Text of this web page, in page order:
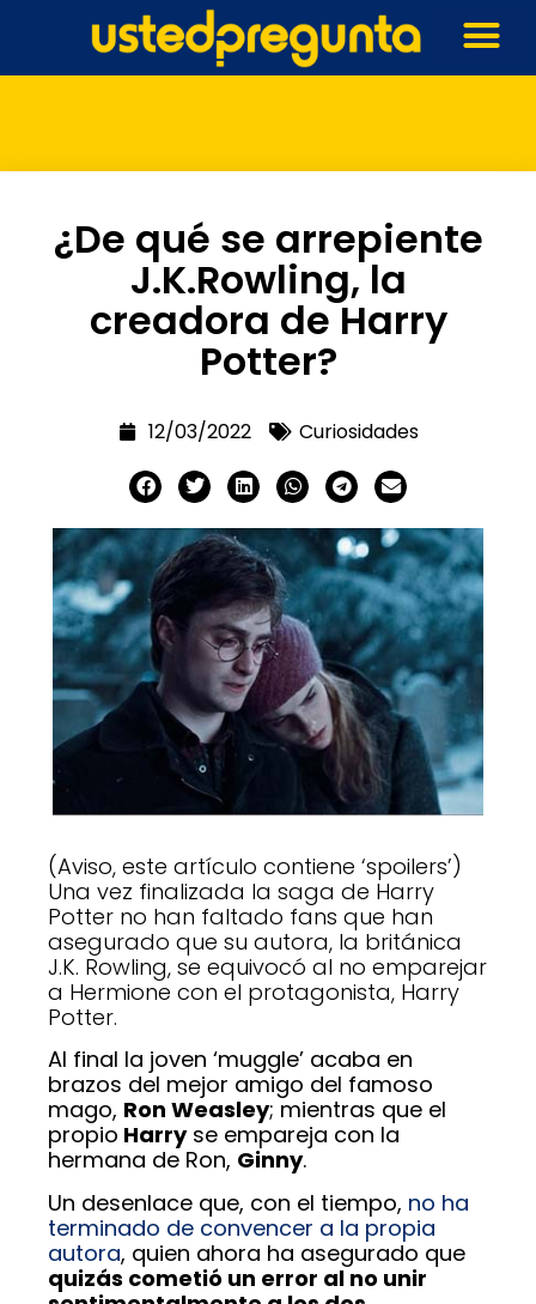
¿De qué se arrepiente
J.K.Rowling, la
creadora de Harry
Potter?
12/03/2022 Curiosidades
(Aviso, este artículo contiene ‘spoilers’)
Una vez finalizada la saga de Harry
Potter no han faltado fans que han
asegurado que su autora, la británica
J.K. Rowling, se equivocó al no emparejar
a Hermione con el protagonista, Harry
Potter.
Al final la joven ‘muggle’ acaba en
brazos del mejor amigo del famoso
mago, Ron Weasley; mientras que el
propio Harryse empareja con la
hermana de Ron, Ginny.
Un desenlace que, con el tiempo, no ha
terminado de convencer a la propia
autora, quien ahora ha asegurado que
quizás cometió un error al no unir